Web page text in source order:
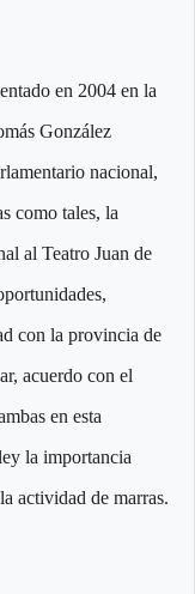
en 2004 en la
González
nacional,
como tales, la
al Teatro Juan de
con la provincia de
acuerdo con el
en esta
la importancia
actividad de marras.